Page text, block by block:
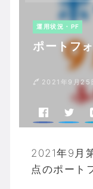
運用状況・PF
ポートフ
2021年9月
2021年9月
点のポート